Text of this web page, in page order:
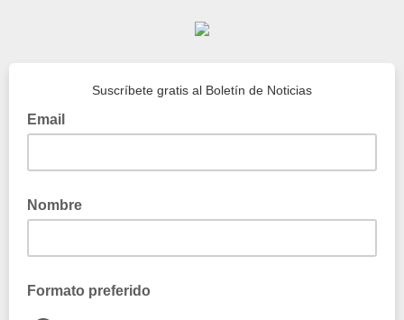
Suscríbete gratis al Boletín de Noticias
Email
Nombre
Formato preferido